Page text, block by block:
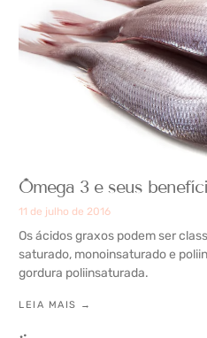
Ômega 3 e seus
11 de julho de 2016
Os ácidos graxos podem ser
saturado, monoinsaturado e
gordura poliinsaturada.
LEIA MAIS →